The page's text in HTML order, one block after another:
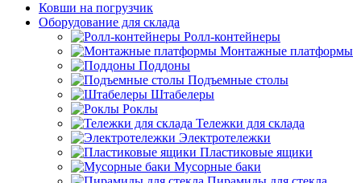
Ковши на погрузчик
Оборудование для склада
Ролл-контейнеры
Монтажные платформы
Поддоны
Подъемные столы
Штабелеры
Роклы
Тележки для склада
Электротележки
Пластиковые ящики
Мусорные баки